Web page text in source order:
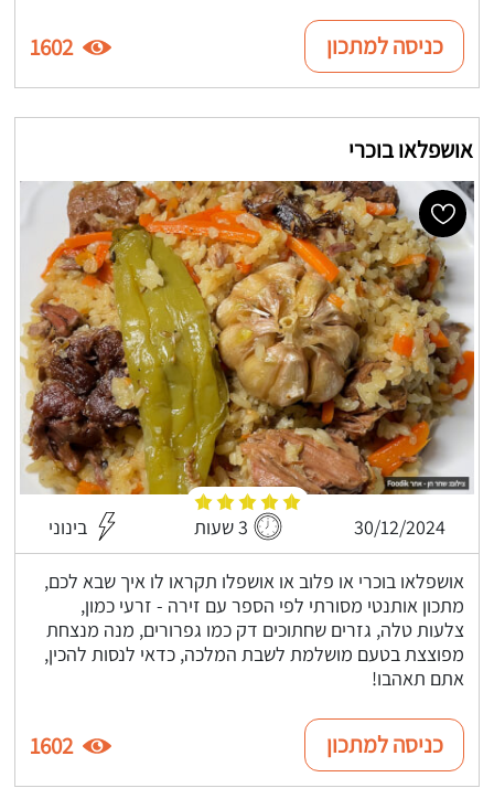
כניסה למתכון 1602
אושפלאו בוכרי
30/12/2024 3 שעות בינוני
אושפלאו בוכרי או פלוב או אושפלו תקראו לו איך שבא לכם,
מתכון אותנטי מסורתי לפי הספר עם זירה - זרעי כמון,
צלעות טלה, גזרים שחתוכים דק כמו גפרורים, מנה מנצחת
מפוצצת בטעם מושלמת לשבת המלכה, כדאי לנסות להכין,
אתם תאהבו!
כניסה למתכון 1602